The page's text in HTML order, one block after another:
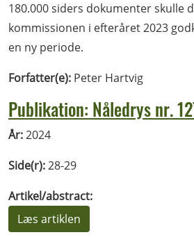
180.000 siders dokumenter skulle
kommissionen i efteråret 2023
en ny periode.
Forfatter(e): Peter Hartvig
Publikation: Nåledrys nr.
År:2024
Side(r):28-29
Artikel/abstract:
Læs artiklen